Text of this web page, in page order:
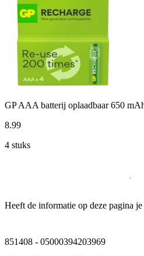
GP AAA batterij oplaadbaar 650
8.99
4 stuks
Heeft de informatie op deze pagina
851408 - 05000394203969